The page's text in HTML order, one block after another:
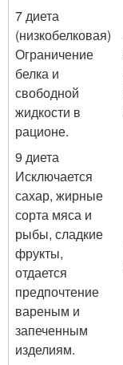
7 диета
(низкобелковая)
Ограничение
белка и
свободной
жидкости в
рационе.
9 диета
Исключается
сахар, жирные
сорта мяса и
рыбы, сладкие
фрукты,
отдается
предпочтение
вареным и
запеченным
изделиям.